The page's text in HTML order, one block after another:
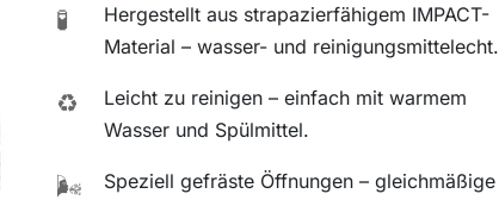
🧪
Hergestellt aus strapazierfähigem IMPACT-
Material – wasser- und reinigungsmittelecht.
♻️
Leicht zu reinigen – einfach mit warmem
Wasser und Spülmittel.
🌬️
Speziell gefräste Öffnungen – gleichmäßige